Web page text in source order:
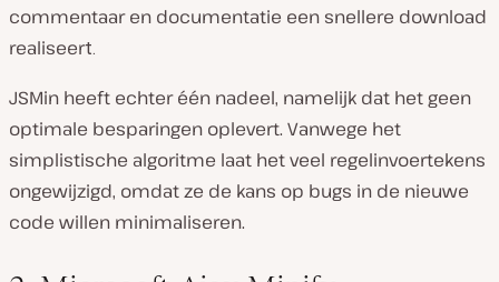
commentaar en documentatie een snellere download
realiseert.
JSMin heeft echter één nadeel, namelijk dat het geen
optimale besparingen oplevert. Vanwege het
simplistische algoritme laat het veel regelinvoertekens
ongewijzigd, omdat ze de kans op bugs in de nieuwe
code willen minimaliseren.